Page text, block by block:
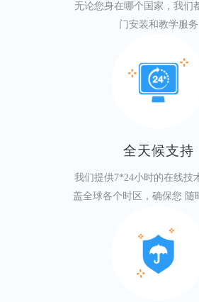
无论您身在哪个国家，我们
门安装和教学服务
全天候支持
我们提供7*24小时的在线技
盖全球各个时区，确保您 随